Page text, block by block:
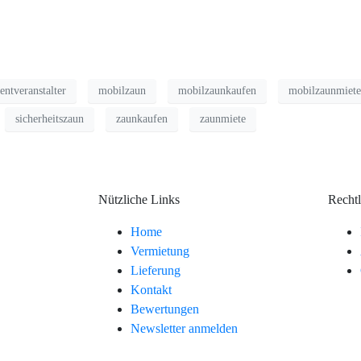
mobilzaun mobilzaunkaufen
sicherheitszaun zaunkaufen zaunmiete
Nützliche Links
Home
Vermietung
Lieferung
Kontakt
Bewertungen
Newsletter anmelden